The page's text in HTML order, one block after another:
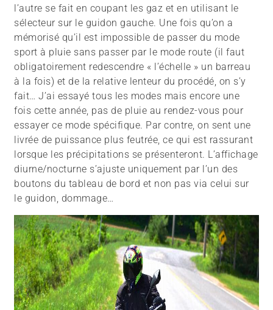
l’autre se fait en coupant les gaz et en utilisant le
sélecteur sur le guidon gauche. Une fois qu’on a
mémorisé qu’il est impossible de passer du mode
sport à pluie sans passer par le mode route (il faut
obligatoirement redescendre « l’échelle » un barreau
à la fois) et de la relative lenteur du procédé, on s’y
fait… J’ai essayé tous les modes mais encore une
fois cette année, pas de pluie au rendez-vous pour
essayer ce mode spécifique. Par contre, on sent une
livrée de puissance plus feutrée, ce qui est rassurant
lorsque les précipitations se présenteront. L’affichage
diurne/nocturne s’ajuste uniquement par l’un des
boutons du tableau de bord et non pas via celui sur
le guidon, dommage…